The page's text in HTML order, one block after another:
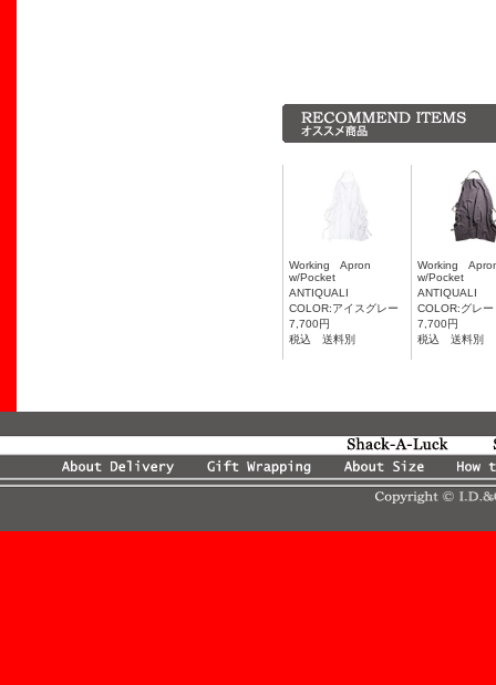
Working Apron
w/Pocket
ANTIQUALI
COLOR:アイスグレー
7,700円
税込 送料別
Working
w/Pocket
ANTIQUALI
COLOR:グレー
7,700円
税込 送料別